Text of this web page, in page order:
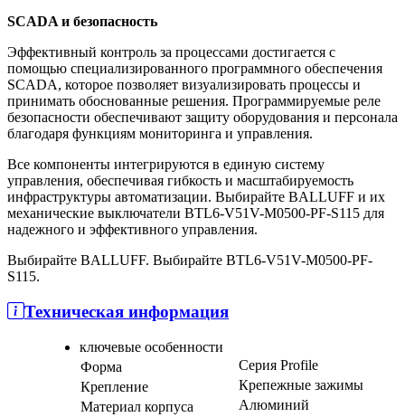
SCADA и безопасность
Эффективный контроль за процессами достигается с
помощью специализированного программного обеспечения
SCADA, которое позволяет визуализировать процессы и
принимать обоснованные решения. Программируемые реле
безопасности обеспечивают защиту оборудования и персонала
благодаря функциям мониторинга и управления.
Все компоненты интегрируются в единую систему
управления, обеспечивая гибкость и масштабируемость
инфраструктуры автоматизации. Выбирайте BALLUFF и их
механические выключатели BTL6-V51V-M0500-PF-S115 для
надежного и эффективного управления.
Выбирайте BALLUFF. Выбирайте BTL6-V51V-M0500-PF-
S115.
Техническая информация
ключевые особенности
Форма
Серия Profile
Крепление
Крепежные зажимы
Материал корпуса
Алюминий